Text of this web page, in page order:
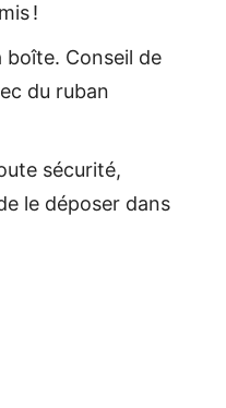
!
boîte. Conseil de
du ruban
sécurité,
le déposer dans